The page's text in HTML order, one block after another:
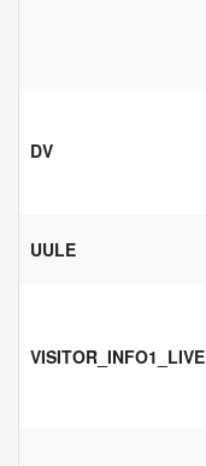
DV
UULE
VISITOR_INFO1_LIVE